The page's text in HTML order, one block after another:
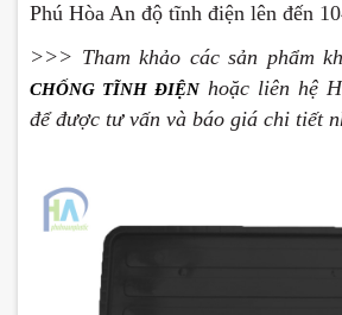
Phú Hòa An độ tĩnh điện lên đến
>>> Tham khảo các sản phẩm
CHỐNG TĨNH ĐIỆNhoặc liên hệ
để được tư vấn và báo giá chi tiết